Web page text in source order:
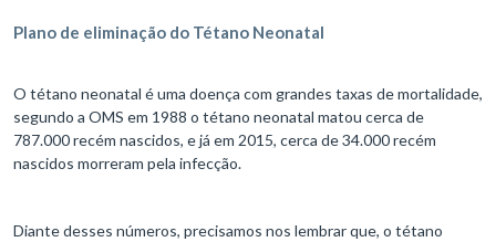
Plano de eliminação do Tétano Neonatal
O tétano neonatal é uma doença com grandes taxas de mortalidade,
segundo a OMS em 1988 o tétano neonatal matou cerca de
787.000 recém nascidos, e já em 2015, cerca de 34.000 recém
nascidos morreram pela infecção.
Diante desses números, precisamos nos lembrar que, o tétano